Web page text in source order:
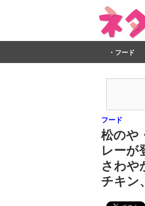
フード
フード
松のや
レーが
さわや
チキン